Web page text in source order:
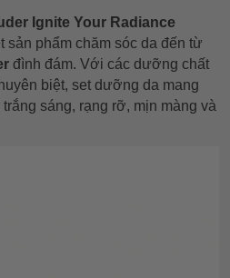
Ignite Your Radiance
sản phẩm chăm sóc da đến từ
đình đám. Với các dưỡng chất
biệt, set dưỡng da mang
sáng, rạng rỡ, mịn màng và